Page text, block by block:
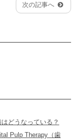
次の記事へ
どうなっている？
Pulp Therapy（歯